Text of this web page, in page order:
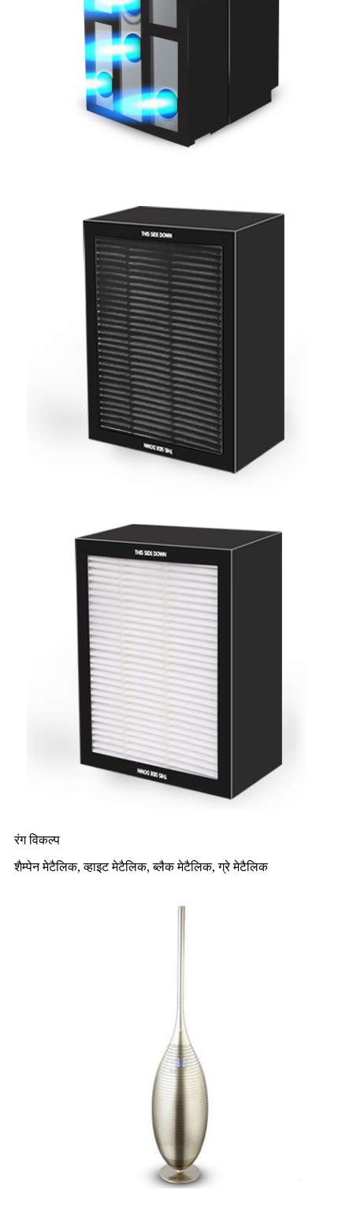
रंग विकल्प
शैम्पेन मेटैलिक, व्हाइट मेटैलिक, ब्लैक मेटैलिक, ग्रे मेटैलिक